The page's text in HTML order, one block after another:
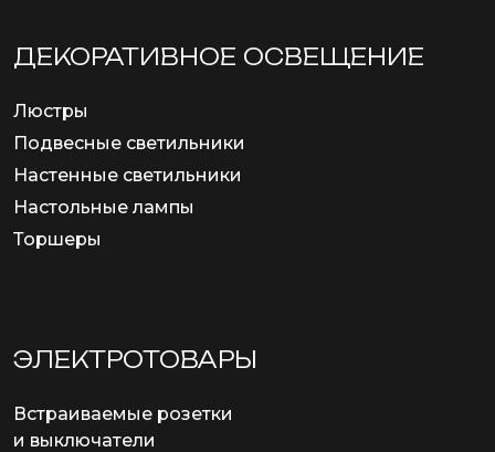
ДЕКОРАТИВНОЕ ОСВЕЩЕНИЕ
Люстры
Подвесные светильники
Настенные светильники
Настольные лампы
Торшеры
ЭЛЕКТРОТОВАРЫ
Встраиваемые розетки
и выключатели